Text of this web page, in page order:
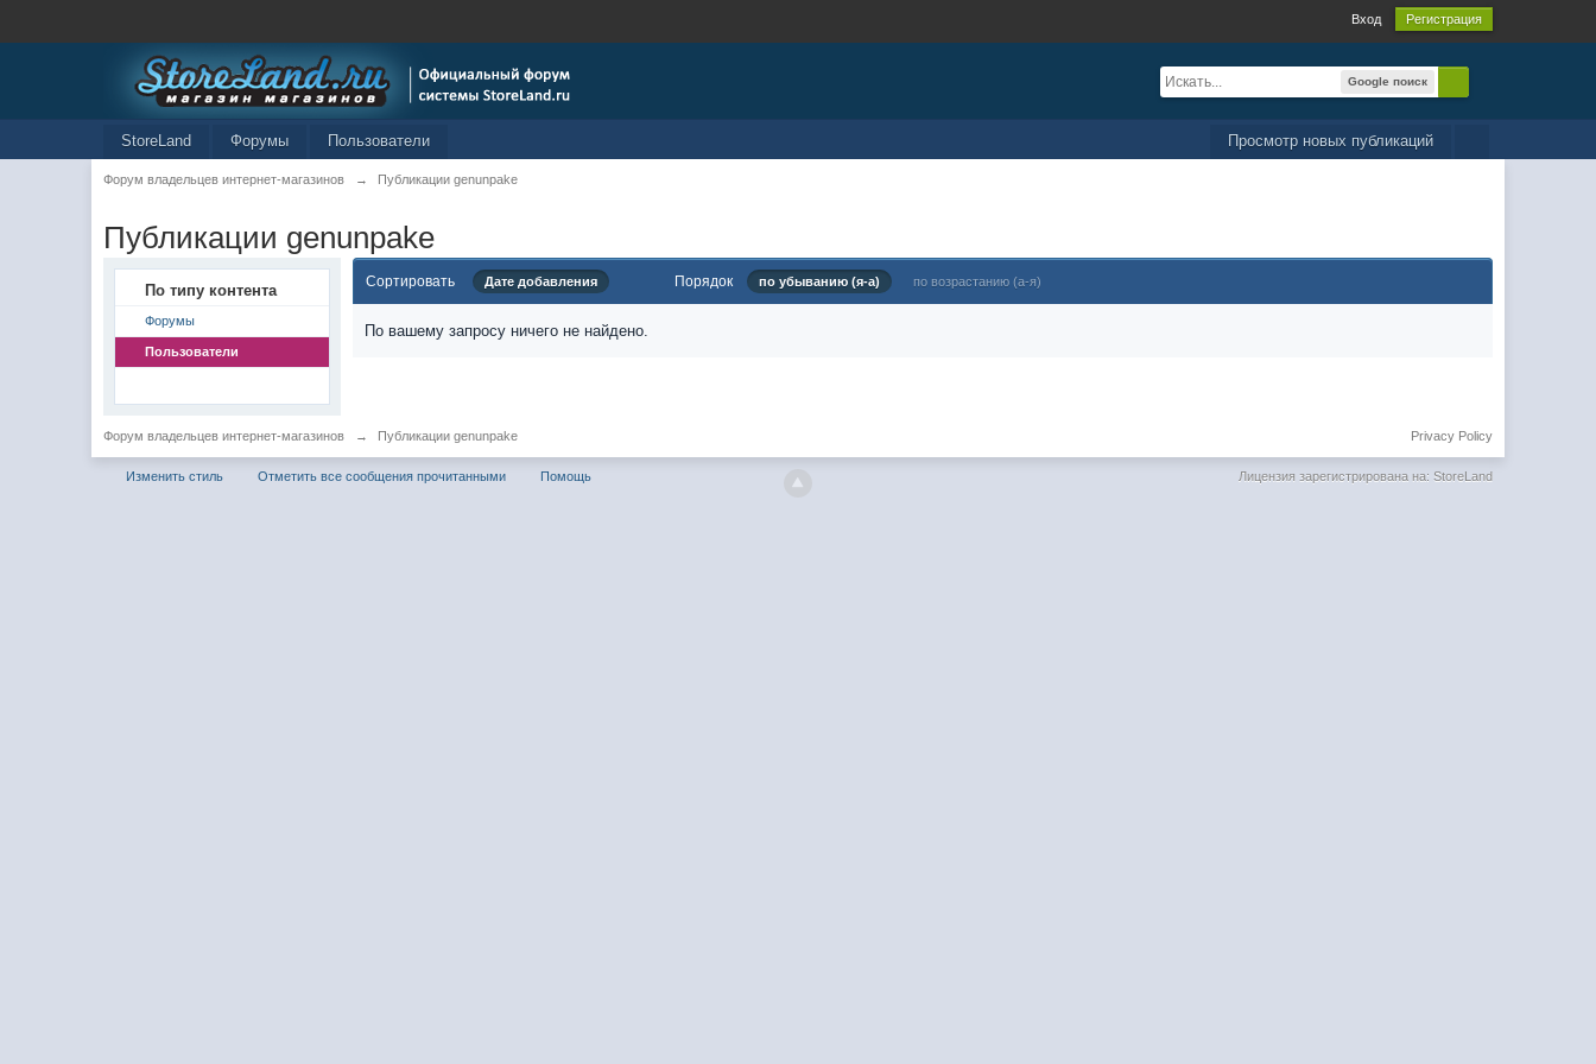
Вход Регистрация
Google поиск
Просмотр новых публикаций
StoreLand Форумы Пользователи
Форум владельцев интернет-магазинов → Публикации genunpake
Публикации genunpake
По типу контента
Форумы
Пользователи
Сортировать Дате добавления Порядок по убыванию (я-а) по возрастанию (а-я)
По вашему запросу ничего не найдено.
Форум владельцев интернет-магазинов → Публикации genunpake Privacy Policy
Изменить стиль Отметить все сообщения прочитанными Помощь Лицензия зарегистрирована на: StoreLand